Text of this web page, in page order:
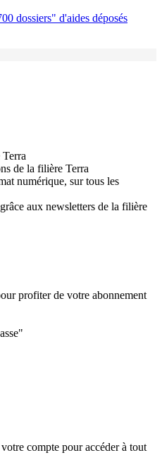
dossiers" d'aides déposés
Terra
de la filière Terra
numérique, sur tous les
aux newsletters de la filière
profiter de votre abonnement
compte pour accéder à tout